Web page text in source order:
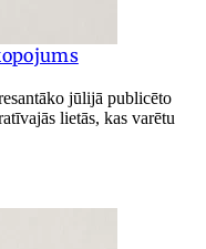
jūlijā publicēto
lietās, kas varētu